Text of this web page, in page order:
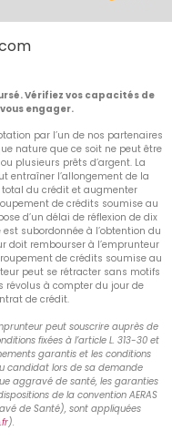
Vérifiez vos capacités de
engager.
par l’un de nos partenaires
nature que ce soit ne peut être
plusieurs prêts d’argent. La
entraîner l’allongement de la
du crédit et augmenter
de crédits soumise au
d’un délai de réflexion de dix
subordonnée à l’obtention du
doit rembourser à l’emprunteur
de crédits soumise au
peut se rétracter sans motifs
révolus à compter du jour de
de crédit.
peut souscrire auprès de
fixées à l’article L. 313-30 et
garantis et les conditions
candidat lors de sa demande
aggravé de santé, les garanties
de la convention AERAS
de Santé), sont appliquées
).